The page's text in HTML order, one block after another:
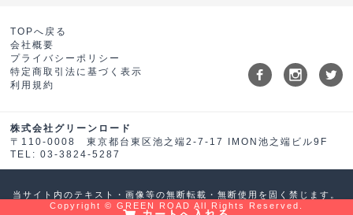
TOPへ戻る
会社概要
プライバシーポリシー
特定商取引法に基づく表示
利用規約
株式会社グリーンロード
〒110-0008 東京都台東区池之端2-7-17 IMON池之端ビル9F
TEL: 03-3824-5287
当サイト内のテキスト・画像等の無断転載・無断使用を固く禁じます。
Copyright © GREEN ROAD All Rights Reserved.